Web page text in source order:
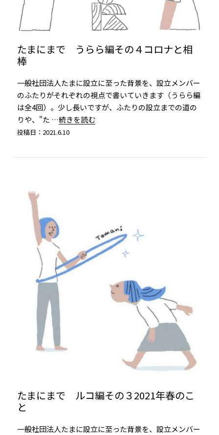
たまにまで うらら編その４コロナと相
棒
一般社団法人たまに設立に至った背景を、設立メンバー
のふたりがそれぞれの視点で書いていきます（うらら編
は全4回）。少し長いですが、ふたりの設立までの道の
りや、"た …続きを読む
投稿日：2021.6.10
たまにまで ルコ編その３2021年春のこ
と
一般社団法人たまに設立に至った背景を、設立メンバー